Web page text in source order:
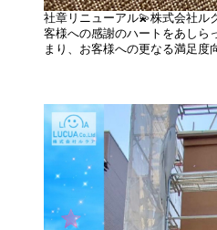
社章リニューアル💫株式会社ル
客様への感謝のハートをあしら
まり、お客様への更なる満足度